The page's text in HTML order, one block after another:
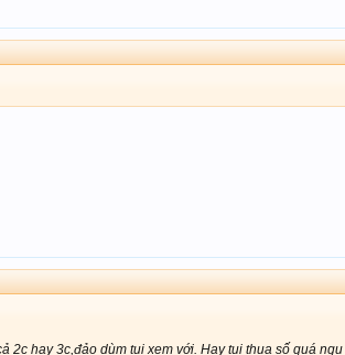
2c hay 3c,đảo dùm tui xem với. Hay tui thua số quá ngu